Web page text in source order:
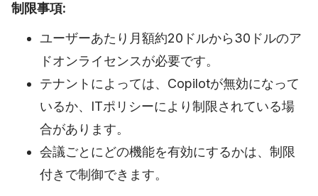
制限事項:
ユーザーあたり月額約20ドルから30ドルのア
ドオンライセンスが必要です。
テナントによっては、Copilotが無効になって
いるか、ITポリシーにより制限されている場
合があります。
会議ごとにどの機能を有効にするかは、制限
付きで制御できます。